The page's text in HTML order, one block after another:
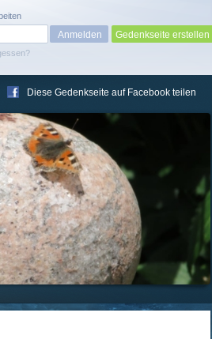
Gedenkseite erstellen
Diese Gedenkseite auf Facebook teilen